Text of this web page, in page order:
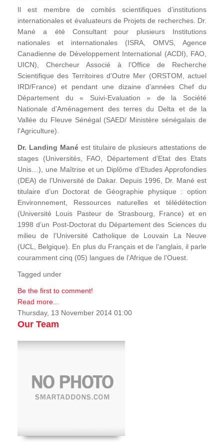
Il est membre de comités scientifiques d’institutions
internationales et évaluateurs de Projets de recherches. Dr.
Mané a été Consultant pour plusieurs Institutions
nationales et internationales (ISRA, OMVS, Agence
Canadienne de Développement International (ACDI), FAO,
UICN), Chercheur Associé à l’Office de Recherche
Scientifique des Territoires d’Outre Mer (ORSTOM, actuel
IRD/France) et pendant une dizaine d’années Chef du
Département du « Suivi-Evaluation » de la Société
Nationale d’Aménagement des terres du Delta et de la
Vallée du Fleuve Sénégal (SAED/ Ministère sénégalais de
l'Agriculture).
Dr. Landing Manéest titulaire de plusieurs attestations de
stages (Universités, FAO, Département d’Etat des Etats
Unis…), une Maîtrise et un Diplôme d’Etudes Approfondies
(DEA) de l’Université de Dakar. Depuis 1996, Dr. Mané est
titulaire d’un Doctorat de Géographie physique : option
Environnement, Ressources naturelles et télédétection
(Université Louis Pasteur de Strasbourg, France) et en
1998 d’un Post-Doctorat du Département des Sciences du
milieu de l’Université Catholique de Louvain La Neuve
(UCL, Belgique). En plus du Français et de l’anglais, il parle
couramment cinq (05) langues de l’Afrique de l’Ouest.
Tagged under
Be the first to comment!
Read more...
Thursday, 13 November 2014 01:00
Our Team